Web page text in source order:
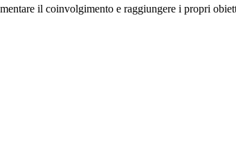
il coinvolgimento e raggiungere i propri